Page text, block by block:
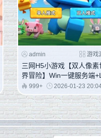
admin 游戏
三网H5小游戏【双人像素
界冒险】Win一键服务端
ux手工服务端+视频架设
999+ 2026-01-23